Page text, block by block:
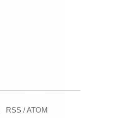
RSS /ATOM